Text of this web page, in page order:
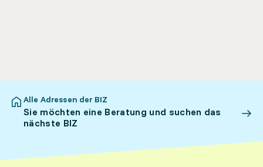
Alle Adressen der BIZ
Sie möchten eine Beratung und suchen das
nächste BIZ